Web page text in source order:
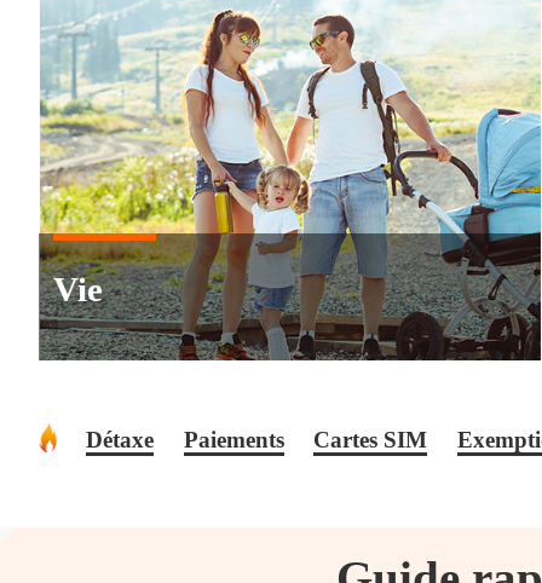
Vie
Détaxe Paiements Cartes SIM